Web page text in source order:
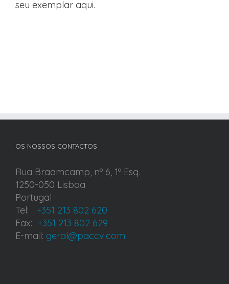
seu exemplar aqui.
OS NOSSOS CONTACTOS
Rua Braamcamp, nº 6, 1º Esq.
1250-050 Lisboa
Portugal
Tel:
+351 213 802 620
Fax: +351 213 802 629
E-mail: geral@paccv.com